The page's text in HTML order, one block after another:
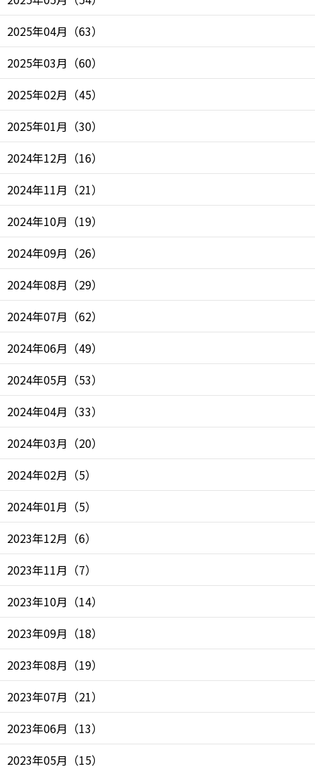
2025年04月 （63）
2025年03月 （60）
2025年02月 （45）
2025年01月 （30）
2024年12月 （16）
2024年11月 （21）
2024年10月 （19）
2024年09月 （26）
2024年08月 （29）
2024年07月 （62）
2024年06月 （49）
2024年05月 （53）
2024年04月 （33）
2024年03月 （20）
2024年02月 （5）
2024年01月 （5）
2023年12月 （6）
2023年11月 （7）
2023年10月 （14）
2023年09月 （18）
2023年08月 （19）
2023年07月 （21）
2023年06月 （13）
2023年05月 （15）